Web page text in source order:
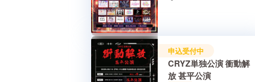
申込受付中
CRYZ単独公演 衝動解
放 甚平公演